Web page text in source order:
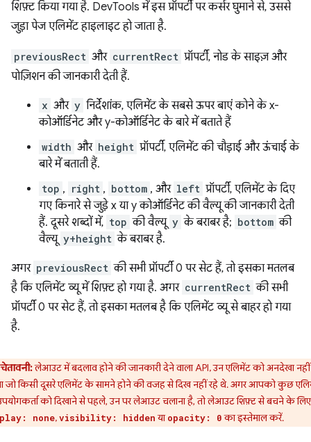
शिफ़्ट किया गया है. DevTools में इस प्रॉपर्टी पर कर्सर घुमाने से, उससे
जुड़ा पेज एलिमेंट हाइलाइट हो जाता है.
previousRect और currentRect प्रॉपर्टी, नोड के साइज़ और
पोज़िशन की जानकारी देती हैं.
x और y निर्देशांक, एलिमेंट के सबसे ऊपर बाएं कोने के x-
कोऑर्डिनेट और y-कोऑर्डिनेट के बारे में बताते हैं
width और height प्रॉपर्टी, एलिमेंट की चौड़ाई और ऊंचाई के
बारे में बताती हैं.
top , right , bottom , और left प्रॉपर्टी, एलिमेंट के दिए
गए किनारे से जुड़े x या y कोऑर्डिनेट की वैल्यू की जानकारी देती
हैं. दूसरे शब्दों में, top की वैल्यू y के बराबर है; bottom की
वैल्यू y+height के बराबर है.
अगर previousRect की सभी प्रॉपर्टी 0 पर सेट हैं, तो इसका मतलब
है कि एलिमेंट व्यू में शिफ़्ट हो गया है. अगर currentRect की सभी
प्रॉपर्टी 0 पर सेट हैं, तो इसका मतलब है कि एलिमेंट व्यू से बाहर हो गया
है.
चेतावनी:लेआउट में बदलाव होने की जानकारी देने वाला API, उन एलिमेंट को अनदेखा नहीं
जो किसी दूसरे एलिमेंट के सामने होने की वजह से दिख नहीं रहे थे. अगर आपको कुछ
को दिखाने से पहले, उन पर लेआउट चलाना है, तो लेआउट शिफ़्ट से बचने के लिए
none,visibility: hiddenयाopacity: 0का इस्तेमाल करें.